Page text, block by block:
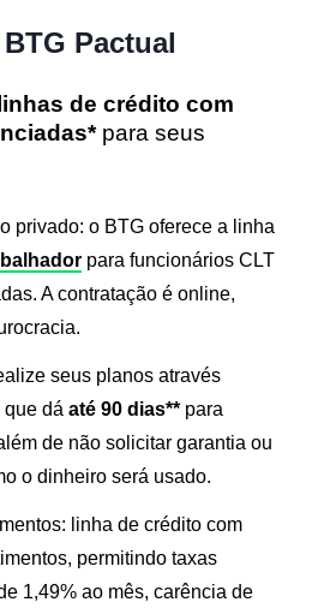
Pactual
linhas de crédito com
para seus
privado: o BTG oferece a linha
para funcionários CLT
A contratação é online,
seus planos através
que dá até 90 dias** para
de não solicitar garantia ou
o dinheiro será usado.
: linha de crédito com
permitindo taxas
1,49% ao mês, carência de